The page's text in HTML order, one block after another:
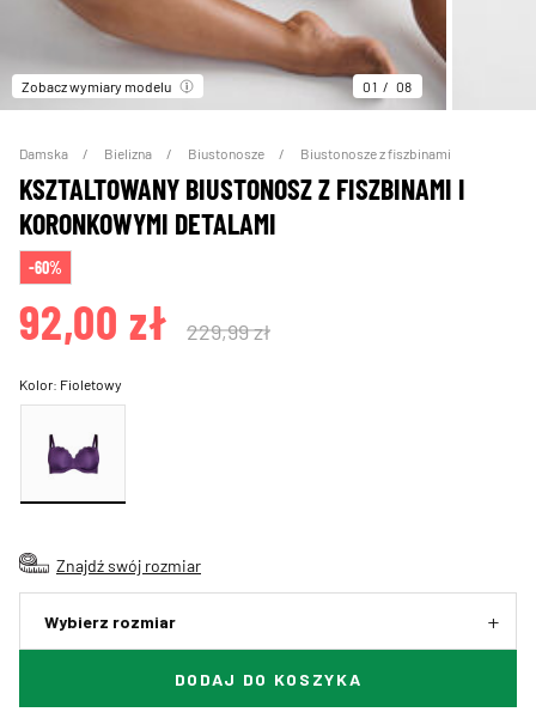
Zobacz wymiary modelu 01 08
Damska Bielizna Biustonosze Biustonosze z fiszbinami
KSZTALTOWANY BIUSTONOSZ Z FISZBINAMI I
KORONKOWYMI DETALAMI
-60%
92,00 zł 229,99 zł
Kolor: Fioletowy
Znajdź swój rozmiar
Wybierz rozmiar
DODAJ DO KOSZYKA